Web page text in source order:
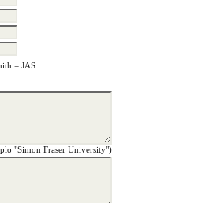
= JAS
"Simon Fraser University")